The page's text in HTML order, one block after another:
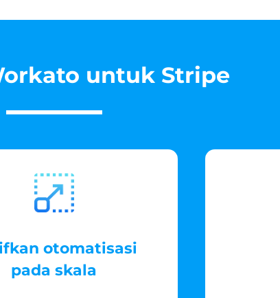
untuk Stripe
otomatisasi
pada skala